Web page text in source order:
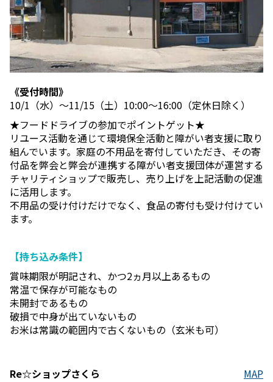
《受付時間》
10/1（水）～11/15（土）10:00～16:00（定休日除く）
★フードドライブの参加でポイントゲット★
リユース活動を通じて環境保全活動と障がい者支援に取り
組んでいます。家庭の不用品を寄付していただき、その寄
付品を弊会と弊会が連携する障がい者支援団体が運営する
チャリティショップで販売し、売り上げを上記活動の促進
に活用します。
不用品の受け付けだけでなく、食品の寄付も受け付けてい
ます。
【持ち込み条件】
賞味期限が明記され、かつ2ヵ月以上あるもの
常温で保存が可能なもの
未開封であるもの
破損で中身が出ていないもの
お米は常識の範囲内で古くないもの（玄米も可）
Re☆ショップさくら
MAP